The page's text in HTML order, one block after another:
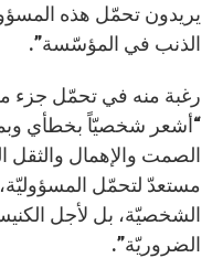
يريدون تحمّل هذه
الذنب في المؤسّسة”.
رغبة منه في تحمّل جزء
“أشعر شخصيّاً بخطأي
الصمت والإهمال والثقل
مستعدّ لتحمّل
الشخصيّة، بل لأجل
الضروريّة”.